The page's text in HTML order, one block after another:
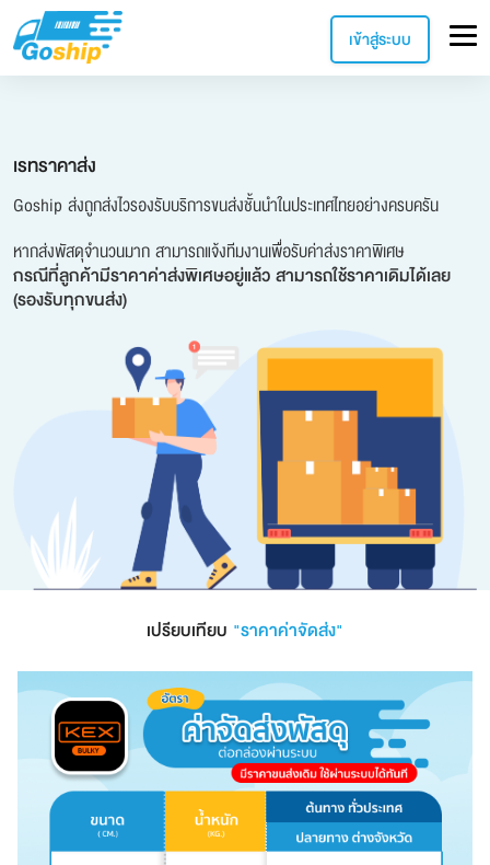
เข้าสู่ระบบ
เรทราคาส่ง
Goship ส่งถูกส่งไวรองรับบริการขนส่งชั้นนำในประเทศไทยอย่างครบครัน
หากส่งพัสดุจำนวนมาก สามารถแจ้งทีมงานเพื่อรับค่าส่งราคาพิเศษ
กรณีที่ลูกค้ามีราคาค่าส่งพิเศษอยู่แล้ว สามารถใช้ราคาเดิมได้เลย
(รองรับทุกขนส่ง)
เปรียบเทียบ "ราคาค่าจัดส่ง"